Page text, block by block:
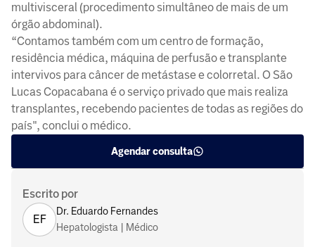
multivisceral (procedimento simultâneo de mais de um
órgão abdominal).
“Contamos também com um centro de formação,
residência médica, máquina de perfusão e transplante
intervivos para câncer de metástase e colorretal. O São
Lucas Copacabana é o serviço privado que mais realiza
transplantes, recebendo pacientes de todas as regiões do
país", conclui o médico. ​
Agendar consulta
Escrito por
EF
Dr. Eduardo Fernandes
Hepatologista | Médico